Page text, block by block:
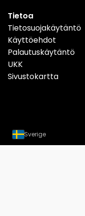
Tietoa
Tietosuojakäytäntö
Käyttöehdot
Palautuskäytäntö
UKK
Sivustokartta
Sverige